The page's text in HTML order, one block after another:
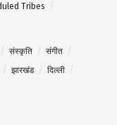
Tribes
संस्कृति
संगीत
झारखंड
दिल्ली